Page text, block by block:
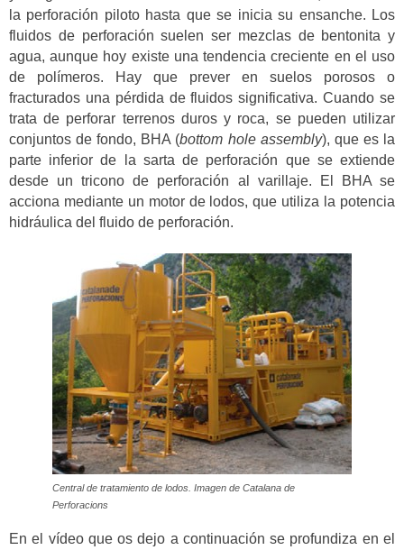
la perforación piloto hasta que se inicia su ensanche. Los
fluidos de perforación suelen ser mezclas de bentonita y
agua, aunque hoy existe una tendencia creciente en el uso
de polímeros. Hay que prever en suelos porosos o
fracturados una pérdida de fluidos significativa. Cuando se
trata de perforar terrenos duros y roca, se pueden utilizar
conjuntos de fondo, BHA (bottom hole assembly), que es la
parte inferior de la sarta de perforación que se extiende
desde un tricono de perforación al varillaje. El BHA se
acciona mediante un motor de lodos, que utiliza la potencia
hidráulica del fluido de perforación.
Central de tratamiento de lodos. Imagen de Catalana de
Perforacions
En el vídeo que os dejo a continuación se profundiza en el